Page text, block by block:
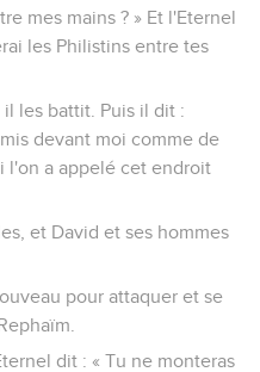
mes mains ? » Et l'Eternel
les Philistins entre tes
il les battit. Puis il dit :
devant moi comme de
l'on a appelé cet endroit
et David et ses hommes
pour attaquer et se
dit : « Tu ne monteras